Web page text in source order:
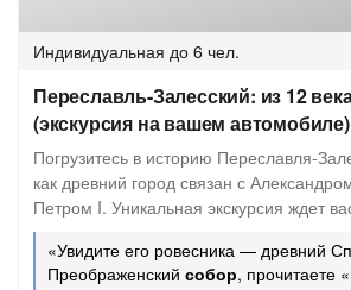
Индивидуальная до 6 чел.
Переславль-Залесский: из 12
(экскурсия на вашем автомобиле)
Погрузитесь в историю Переславля-
как древний город связан с
Петром I. Уникальная экскурсия ждет
«Увидите его ровесника — древний
Преображенский собор, прочитаете